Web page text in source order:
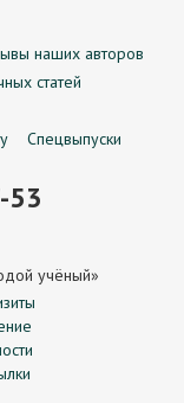
наших авторов
статей
Спецвыпуски
53
учёный»